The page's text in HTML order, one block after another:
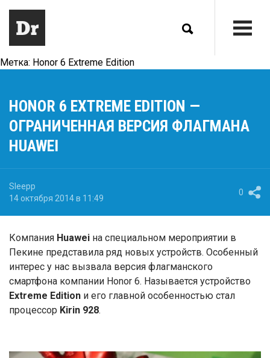
Метка: Honor 6 Extreme Edition
HONOR 6 EXTREME EDITION —
ОГРАНИЧЕННАЯ ВЕРСИЯ ФЛАГМАНА
HUAWEI
Sleepp
14 октября 2014 в 11:49
0
Компания Huawei на специальном мероприятии в
Пекине представила ряд новых устройств. Особенный
интерес у нас вызвала версия флагманского
смартфона компании Honor 6. Называется устройство
Extreme Edition и его главной особенностью стал
процессор Kirin 928.